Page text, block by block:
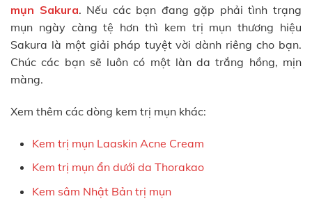
mụn Sakura. Nếu các bạn đang gặp phải tình trạng
mụn ngày càng tệ hơn thì kem trị mụn thương hiệu
Sakura là một giải pháp tuyệt vời dành riêng cho bạn.
Chúc các bạn sẽ luôn có một làn da trắng hồng, mịn
màng.
Xem thêm các dòng kem trị mụn khác:
Kem trị mụn Laaskin Acne Cream
Kem trị mụn ẩn dưới da Thorakao
Kem sâm Nhật Bản trị mụn